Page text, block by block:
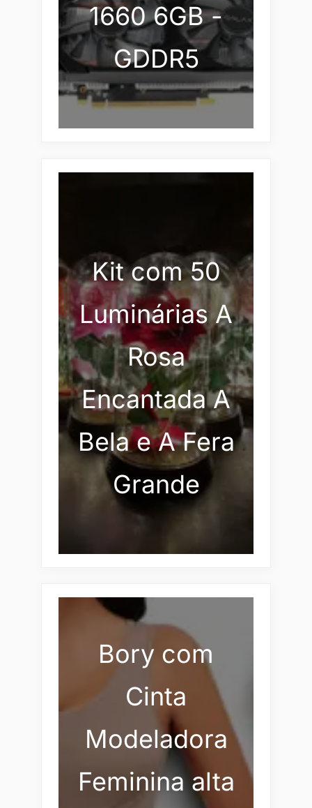
1660 6GB -
GDDR5
Kit com 50
Luminárias A
Rosa
Encantada A
Bela e A Fera
Grande
Bory com
Cinta
Modeladora
Feminina alta